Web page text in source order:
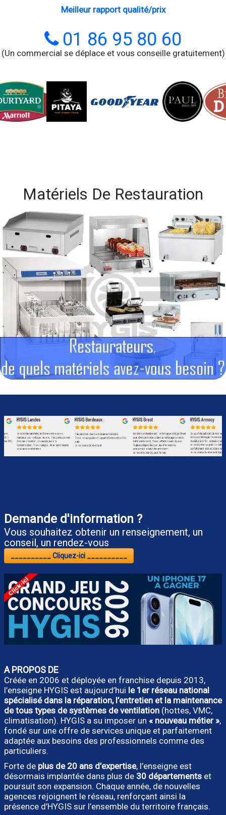
Meilleur rapport qualité/prix
01 86 95 80 60
(Un commercial se déplace et vous conseille gratuitement)
Matériels De Restauration
Demande d'information ?
Vous souhaitez obtenir un renseignement, un
conseil, un rendez-vous
__________ Cliquez-ici __________
A PROPOS DE
Créée en 2006 et déployée en franchise depuis 2013,
l’enseigne HYGIS est aujourd’hui le 1er réseau national
spécialisé dans la réparation, l’entretien et la maintenance
de tous types de systèmes de ventilation (hottes, VMC,
climatisation). HYGIS a su imposer un « nouveau métier »,
fondé sur une offre de services unique et parfaitement
adaptée aux besoins des professionnels comme des
particuliers.
Forte de plus de 20 ans d’expertise, l’enseigne est
désormais implantée dans plus de 30 départements et
poursuit son expansion. Chaque année, de nouvelles
agences rejoignent le réseau, renforçant ainsi la
présence d’HYGIS sur l’ensemble du territoire français.